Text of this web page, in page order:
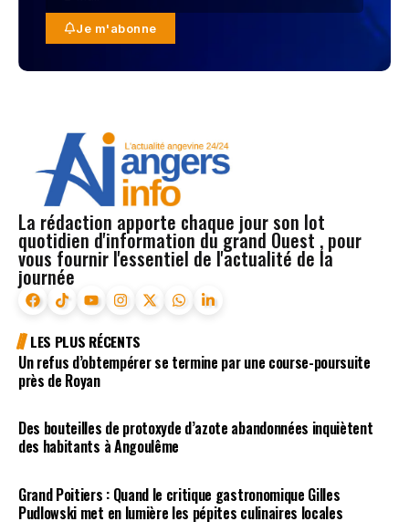
Je m'abonne
La rédaction apporte chaque jour son lot
quotidien d'information du grand Ouest , pour
vous fournir l'essentiel de l'actualité de la
journée
LES PLUS RÉCENTS
Un refus d’obtempérer se termine par une course-poursuite
près de Royan
Des bouteilles de protoxyde d’azote abandonnées inquiètent
des habitants à Angoulême
Grand Poitiers : Quand le critique gastronomique Gilles
Pudlowski met en lumière les pépites culinaires locales